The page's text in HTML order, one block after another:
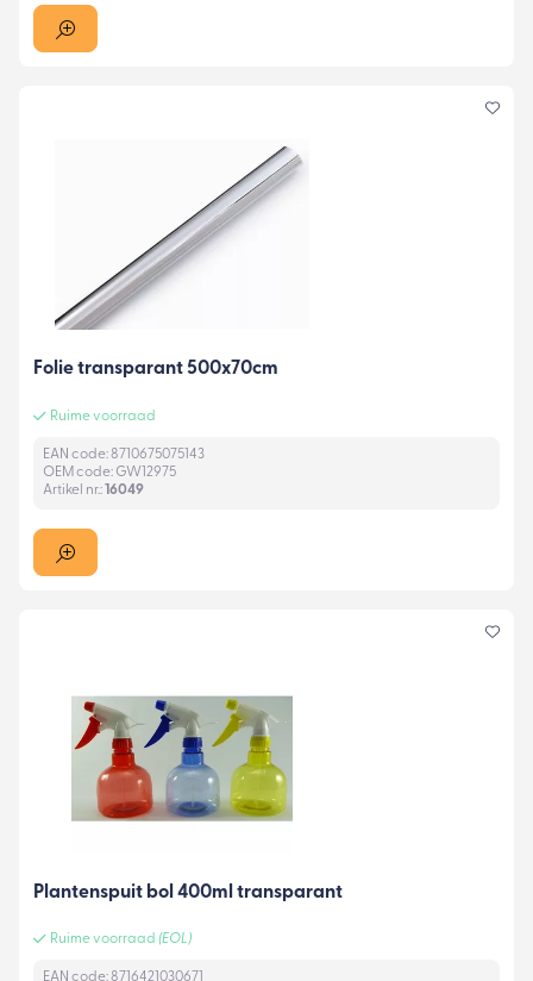
Folie transparant 500x70cm
Ruime voorraad
EAN code: 8710675075143
OEM code: GW12975
Artikel nr.:16049
Plantenspuit bol 400ml transparant
Ruime voorraad (EOL)
EAN code: 8716421030671